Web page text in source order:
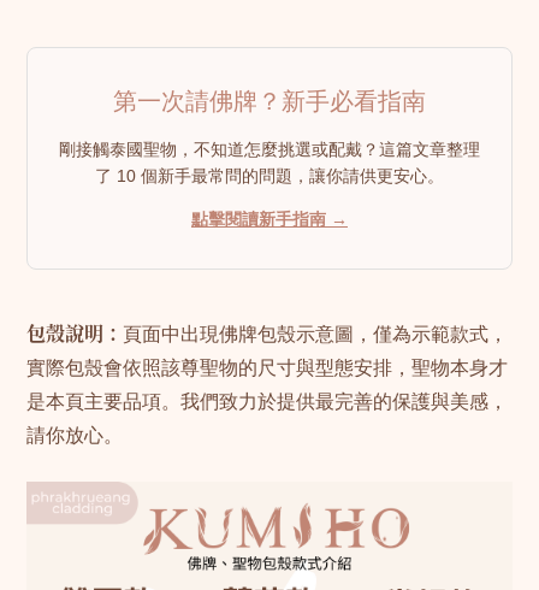
第一次請佛牌？新手必看指南
剛接觸泰國聖物，不知道怎麼挑選或配戴？這篇文章整理
了 10 個新手最常問的問題，讓你請供更安心。
點擊閱讀新手指南 →
包殼說明： 頁面中出現佛牌包殼示意圖，僅為示範款式，
實際包殼會依照該尊聖物的尺寸與型態安排，聖物本身才
是本頁主要品項。我們致力於提供最完善的保護與美感，
請你放心。